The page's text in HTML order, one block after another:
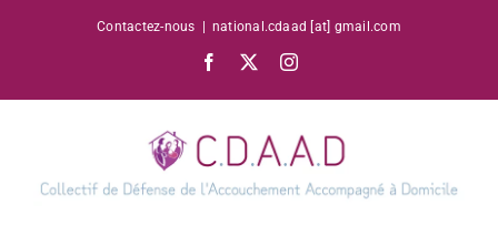
Contactez-nous national.cdaad [at] gmail.com
Facebook Instagram